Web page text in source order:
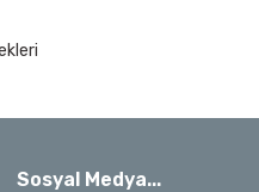
17 Parça
Sosyal Medya...